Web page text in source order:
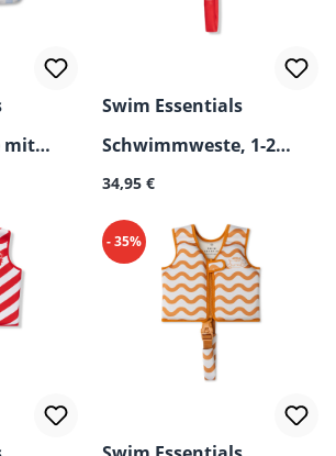
mit
Swim Essentials
Schwimmweste, 1-2
Jahre
Regulärer Preis:
34,95 €
- 35%